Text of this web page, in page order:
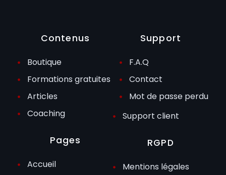
Contenus
Boutique
Formations gratuites
Articles
Coaching
Pages
Accueil
Support
F.A.Q
Contact
Mot de passe perdu
Support client
RGPD
Mentions légales